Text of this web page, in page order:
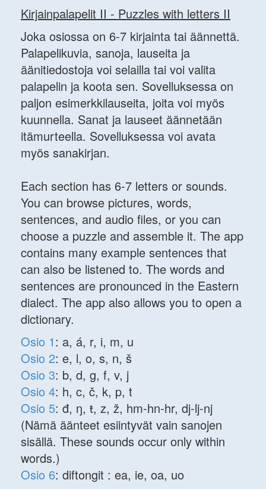
Kirjainpalapelit II - Puzzles with letters II
Joka osiossa on 6-7 kirjainta tai äännettä.
Palapelikuvia, sanoja, lauseita ja
äänitiedostoja voi selailla tai voi valita
palapelin ja koota sen. Sovelluksessa on
paljon esimerkkilauseita, joita voi myös
kuunnella. Sanat ja lauseet äännetään
itämurteella. Sovelluksessa voi avata
myös sanakirjan.
Each section has 6-7 letters or sounds.
You can browse pictures, words,
sentences, and audio files, or you can
choose a puzzle and assemble it. The app
contains many example sentences that
can also be listened to. The words and
sentences are pronounced in the Eastern
dialect. The app also allows you to open a
dictionary.
Osio 1: a, á, r, i, m, u
Osio 2: e, l, o, s, n, š
Osio 3: b, d, g, f, v, j
Osio 4: h, c, č, k, p, t
Osio 5: đ, ŋ, ŧ, z, ž, hm-hn-hr, dj-lj-nj
(Nämä äänteet esiintyvät vain sanojen
sisällä. These sounds occur only within
words.)
Osio 6: diftongit : ea, ie, oa, uo